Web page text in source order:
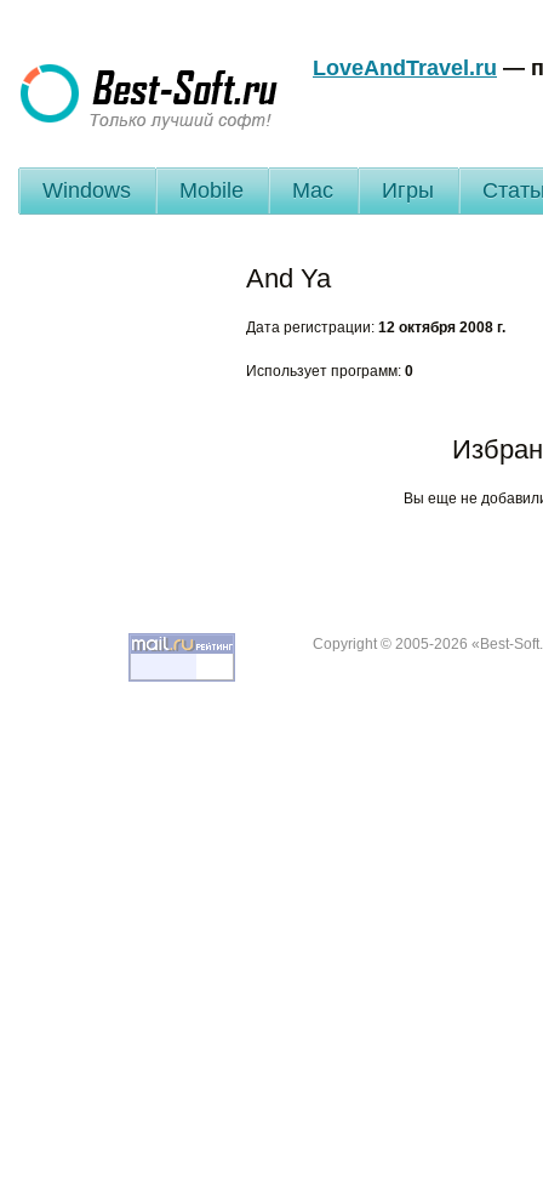
LoveAndTravel.ru —
Windows Mobile Mac Игры
And Ya
Дата регистрации: 12 октября 2008 г.
Использует программ: 0
Вы еще не
Copyright © 2005-2026 «Best-